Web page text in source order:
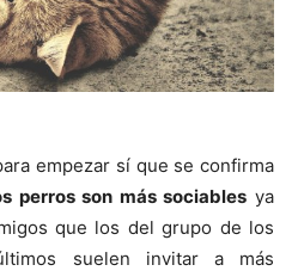
empezar sí que se confirma
perros son más sociables ya
que los del grupo de los
suelen invitar a más